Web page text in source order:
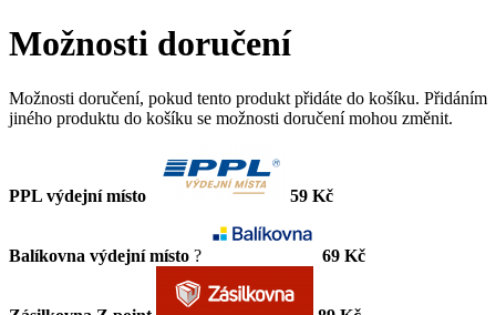
Možnosti doručení
Možnosti doručení, pokud tento produkt přidáte do košíku. Přidáním
jiného produktu do košíku se možnosti doručení mohou změnit.
PPL výdejní místo 59 Kč
Balíkovna výdejní místo ? 69 Kč